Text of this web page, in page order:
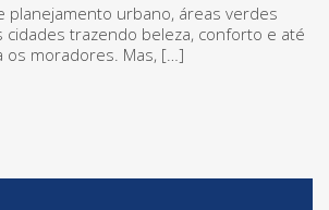
planejamento urbano, áreas verdes
cidades trazendo beleza, conforto e até
os moradores. Mas, […]